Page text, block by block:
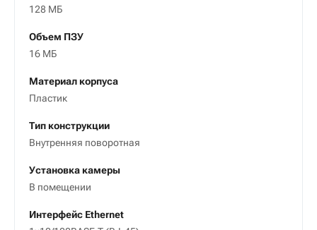
128 МБ
Объем ПЗУ
16 МБ
Материал корпуса
Пластик
Тип конструкции
Внутренняя поворотная
Установка камеры
В помещении
Интерфейс Ethernet